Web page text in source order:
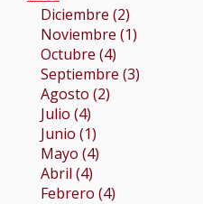
Diciembre (2)
Noviembre (1)
Octubre (4)
Septiembre (3)
Agosto (2)
Julio (4)
Junio (1)
Mayo (4)
Abril (4)
Febrero (4)